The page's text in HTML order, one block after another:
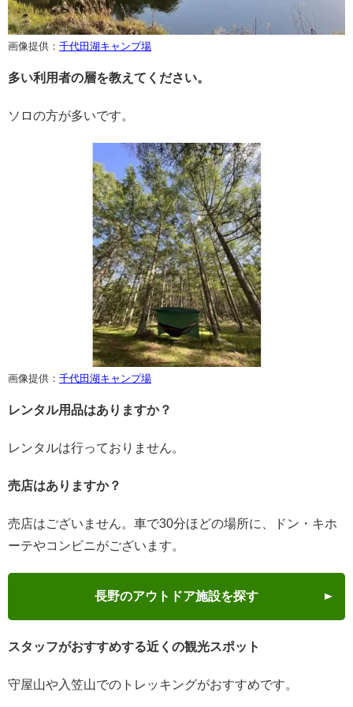
画像提供： 千代田湖キャンプ場
多い利用者の層を教えてください。
ソロの方が多いです。
画像提供： 千代田湖キャンプ場
レンタル用品はありますか？
レンタルは行っておりません。
売店はありますか？
売店はございません。車で30分ほどの場所に、ドン・キホ
ーテやコンビニがございます。
長野のアウトドア施設を探す
スタッフがおすすめする近くの観光スポット
守屋山や入笠山でのトレッキングがおすすめです。